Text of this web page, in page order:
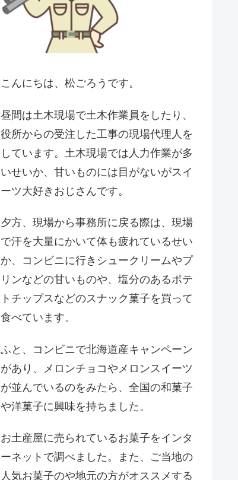
こんにちは、松ごろうです。
昼間は土木現場で土木作業員をしたり、
役所からの受注した工事の現場代理人を
しています。土木現場では人力作業が多
いせいか、甘いものには目がないがスイ
ーツ大好きおじさんです。
夕方、現場から事務所に戻る際は、現場
で汗を大量にかいて体も疲れているせい
か、コンビニに行きシュークリームやプ
リンなどの甘いものや、塩分のあるポテ
トチップスなどのスナック菓子を買って
食べています。
ふと、コンビニで北海道産キャンペーン
があり、メロンチョコやメロンスイーツ
が並んでいるのをみたら、全国の和菓子
や洋菓子に興味を持ちました。
お土産屋に売られているお菓子をインタ
ーネットで調べました。また、ご当地の
人気お菓子のや地元の方がオススメする